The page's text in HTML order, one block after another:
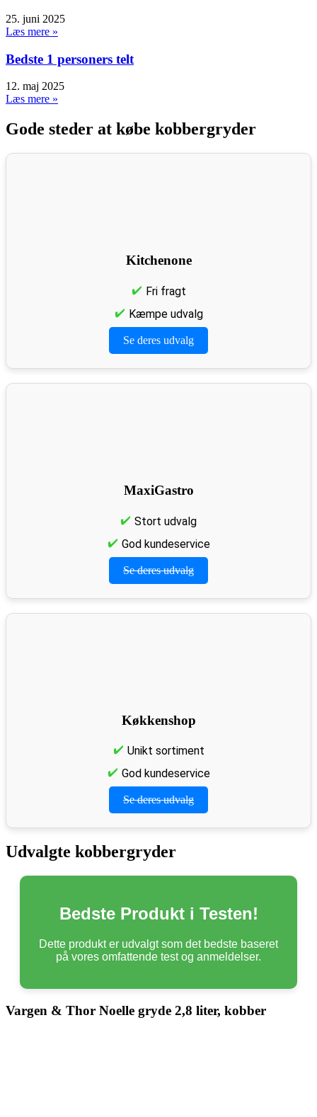
25. juni 2025
Læs mere »
Bedste 1 personers telt
12. maj 2025
Læs mere »
Gode steder at købe kobbergryder
Kitchenone
Fri fragt
Kæmpe udvalg
Se deres udvalg
MaxiGastro
Stort udvalg
God kundeservice
Se deres udvalg
Køkkenshop
Unikt sortiment
God kundeservice
Se deres udvalg
Udvalgte kobbergryder
Bedste Produkt i Testen!
Dette produkt er udvalgt som det bedste baseret
på vores omfattende test og anmeldelser.
Vargen & Thor Noelle gryde 2,8 liter, kobber